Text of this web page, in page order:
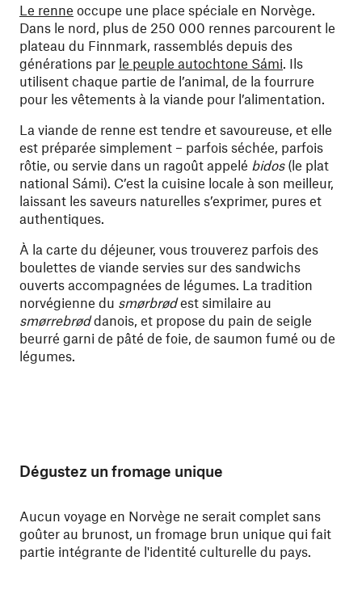
Le renne occupe une place spéciale en Norvège.
Dans le nord, plus de 250 000 rennes parcourent le
plateau du Finnmark, rassemblés depuis des
générations par le peuple autochtone Sámi . Ils
utilisent chaque partie de l’animal, de la fourrure
pour les vêtements à la viande pour l’alimentation.
La viande de renne est tendre et savoureuse, et elle
est préparée simplement – parfois séchée, parfois
rôtie, ou servie dans un ragoût appelé bidos (le plat
national Sámi). C’est la cuisine locale à son meilleur,
laissant les saveurs naturelles s’exprimer, pures et
authentiques.
À la carte du déjeuner, vous trouverez parfois des
boulettes de viande servies sur des sandwichs
ouverts accompagnées de légumes. La tradition
norvégienne du smørbrødest similaire au
smørrebrøddanois, et propose du pain de seigle
beurré garni de pâté de foie, de saumon fumé ou de
légumes.
Dégustez un fromage unique
Aucun voyage en Norvège ne serait complet sans
goûter au brunost, un fromage brun unique qui fait
partie intégrante de l'identité culturelle du pays.